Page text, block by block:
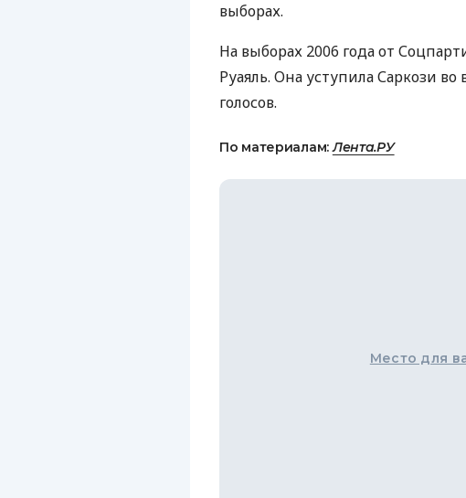
выборах.
На выборах 2006 года от
Руаяль. Она уступила Саркози
голосов.
По материалам:Лента.РУ
Место для